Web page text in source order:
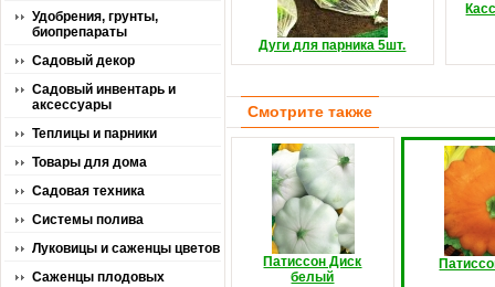
Удобрения, грунты,
биопрепараты
Садовый декор
Садовый инвентарь и
аксессуары
Теплицы и парники
Товары для дома
Садовая техника
Системы полива
Луковицы и саженцы цветов
Саженцы плодовых
Дуги для парника 5шт.
Смотрите также
Патиссон Диск
белый